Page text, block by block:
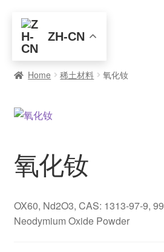
Skip
navigation
Skip
content
首页
元素查询
买家入门
关于我们
Home 稀土材料 氧化钕
氧化钕
OX60, Nd2O3, CAS: 1313-97-9,
Neodymium Oxide Powder
ZH-CN